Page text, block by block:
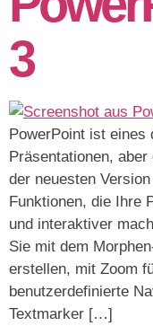
3
PowerPoint ist eines
Präsentationen,
der neuesten
Funktionen, die Ihre
und interaktiver
Sie mit dem
erstellen, mit Zoom
benutzerdefinierte
Textmarker […]